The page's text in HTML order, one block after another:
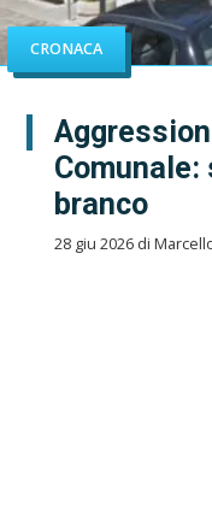
CRONACA
branco
28 giu 2026 di